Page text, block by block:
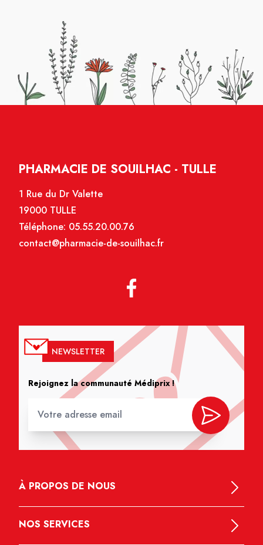
PHARMACIE DE SOUILHAC - TULLE
1 Rue du Dr Valette
19000 TULLE
Téléphone: 05.55.20.00.76
contact@pharmacie-de-souilhac.fr
NEWSLETTER
Rejoignez la communauté Médiprix !
À PROPOS DE NOUS
NOS SERVICES